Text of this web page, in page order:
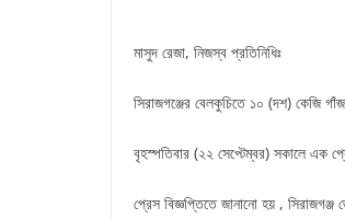
মাসুদ রেজা, নিজস্ব প্রতিনিধিঃ
সিরাজগঞ্জের বেলকুচিতে ১০ (দশ) কেজি
বৃহস্পতিবার (২২ সেপ্টেম্বর) সকালে এক
প্রেস বিজ্ঞপ্তিতে জানানো হয় ,